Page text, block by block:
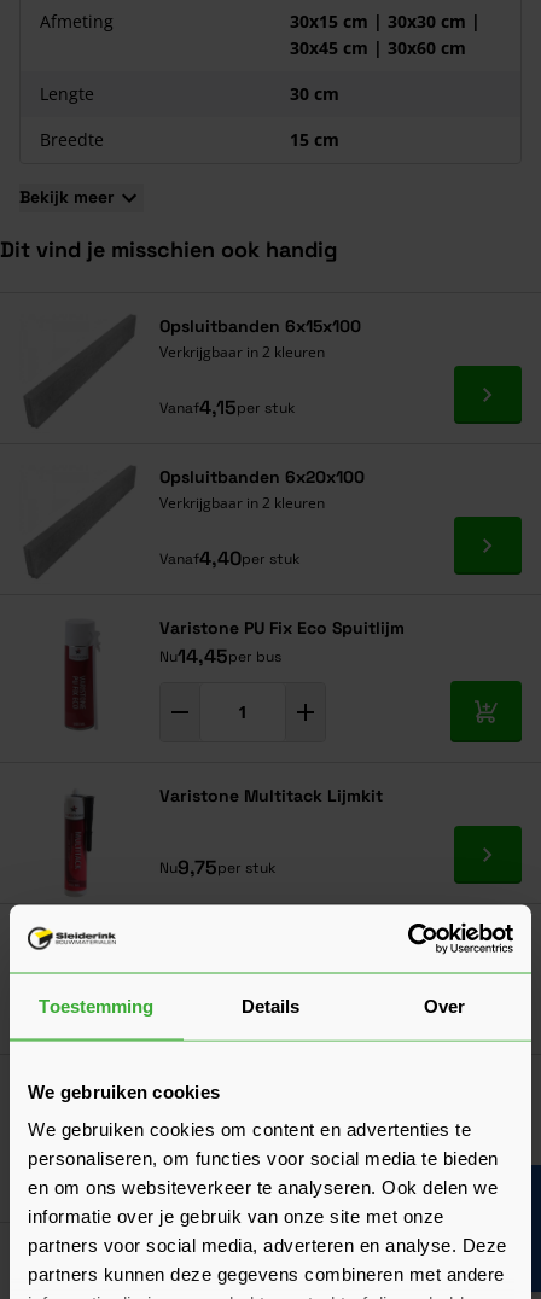
Toestemming Details Over
We gebruiken cookies
We gebruiken cookies om content en advertenties te
personaliseren, om functies voor social media te bieden
en om ons websiteverkeer te analyseren. Ook delen we
informatie over je gebruik van onze site met onze
partners voor social media, adverteren en analyse. Deze
partners kunnen deze gegevens combineren met andere
Afmeting
30x15 cm | 30x30 cm |
30x45 cm | 30x60 cm
Lengte
30 cm
Breedte
15 cm
Bekijk meer
Dit vind je misschien ook handig
Opsluitbanden 6x15x100
Verkrijgbaar in 2 kleuren
Vanaf4,15per stuk Ga
Opsluitbanden 6x20x100
Verkrijgbaar in 2 kleuren
Vanaf4,40per stuk Ga
Varistone PU Fix Eco Spuitlijm
Nu14,45per bus
In
Varistone Multitack Lijmkit
Nu9,75per stuk Ga
Griffon Polymax Fix & Seal Express
per stuk
Griffon Kokerpistool (art. 0698400410)
In
Meest gekocht!
Dyckerhoff Comfort Portland Cement